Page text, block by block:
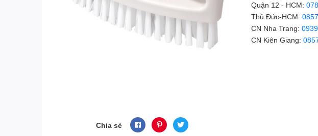
Chia sẻ
Quận 12 - HCM:
Thủ Đức-HCM:
CN Nha Trang:
CN Kiên Giang: